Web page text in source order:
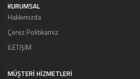
KURUMSAL
Hakkımızda
Çerez Politikamız
İLETİŞİM
MÜŞTERI HIZMETLERI